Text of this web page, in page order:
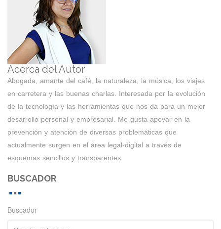
Acerca del Autor
Abogada, amante del café, la naturaleza, la música, los viajes
en carretera y las buenas charlas. Interesada por la evolución
de la tecnología y las herramientas que nos da para un mejor
desarrollo personal y empresarial. Me gusta apoyar en la
prevención y atención de diversas problemáticas que
actualmente surgen en el área legal-digital a través de
esquemas sencillos y transparentes.
BUSCADOR
Buscador